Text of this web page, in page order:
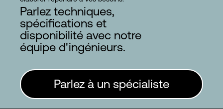
Parlez techniques,
spécifications et
disponibilité avec notre
équipe d'ingénieurs.
Parlez à un spécialiste